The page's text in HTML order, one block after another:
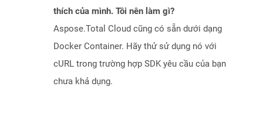
thích của mình. Tôi nên làm gì?
Aspose.Total Cloud cũng có sẵn dưới dạng
Docker Container. Hãy thử sử dụng nó với
cURL trong trường hợp SDK yêu cầu của bạn
chưa khả dụng.